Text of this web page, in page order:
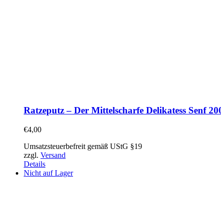
Ratzeputz – Der Mittelscharfe Delikatess Senf
€4,00
Umsatzsteuerbefreit gemäß UStG §19
zzgl. Versand
Details
Nicht auf Lager